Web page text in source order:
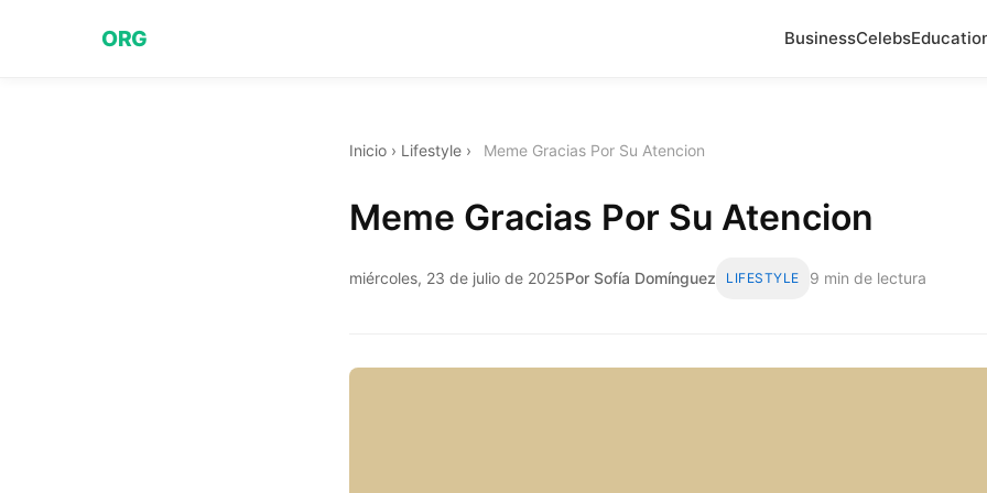
ORG BusinessCelebs
Inicio › Lifestyle › Meme Gracias Por Su Atencion
Meme Gracias Por Su Atencion
miércoles, 23 de julio de 2025Por Sofía Domínguez LIFESTYLE 9 min de lectura